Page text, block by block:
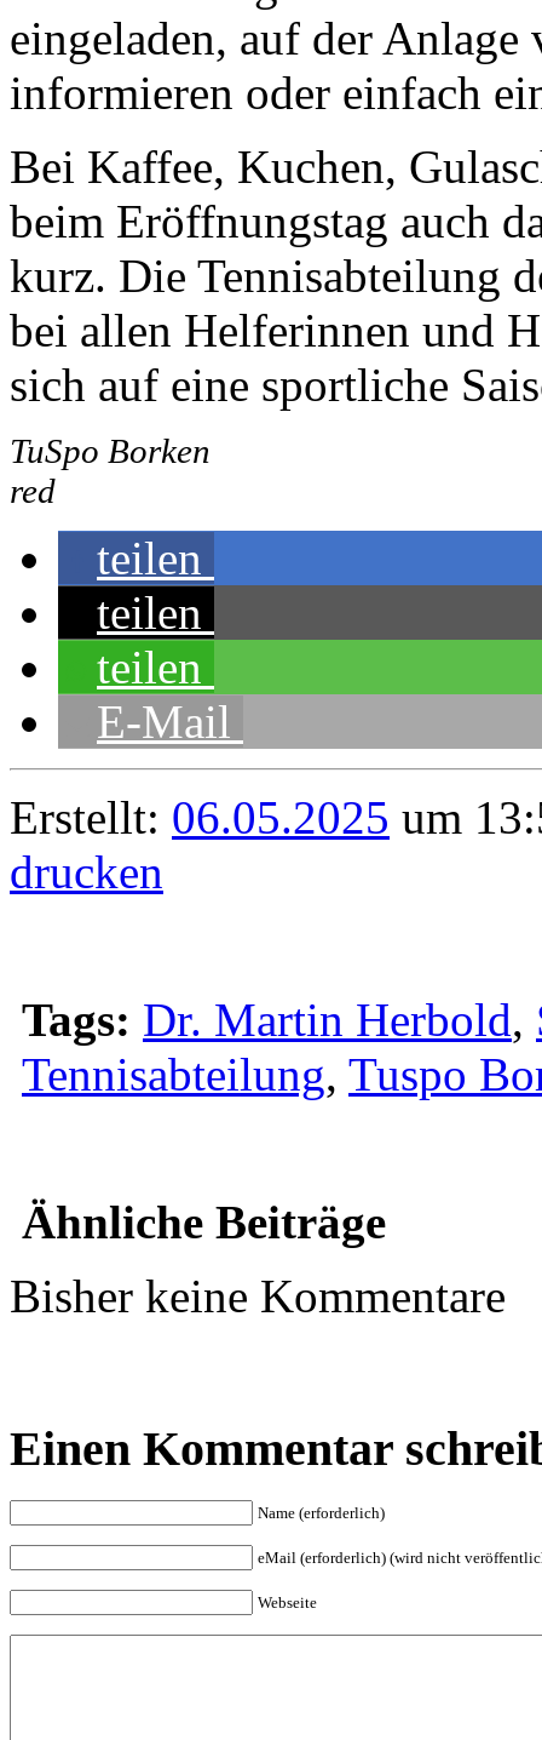
eingeladen, auf der Anlage
informieren oder einfach
Bei Kaffee, Kuchen,
beim Eröffnungstag auch
kurz. Die Tennisabteilung
bei allen Helferinnen und
sich auf eine sportliche
TuSpo Borken
red
teilen
teilen
teilen
E-Mail
Erstellt: 06.05.2025 um
drucken
Tags: Dr. Martin Herbold,
Tennisabteilung, Tuspo
Ähnliche Beiträge
Bisher keine Kommentare
Einen Kommentar
Name (erforderlich)
eMail (erforderlich) (wird nicht
Webseite